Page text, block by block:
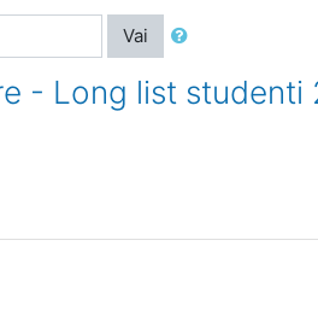
Vai
- Long list studenti